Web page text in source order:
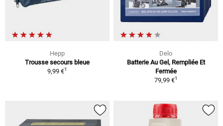
Hepp
Trousse secours bleue
9,99 €1
Delo
Batterie Au Gel, Rempliée Et
Fermée
79,99 €1